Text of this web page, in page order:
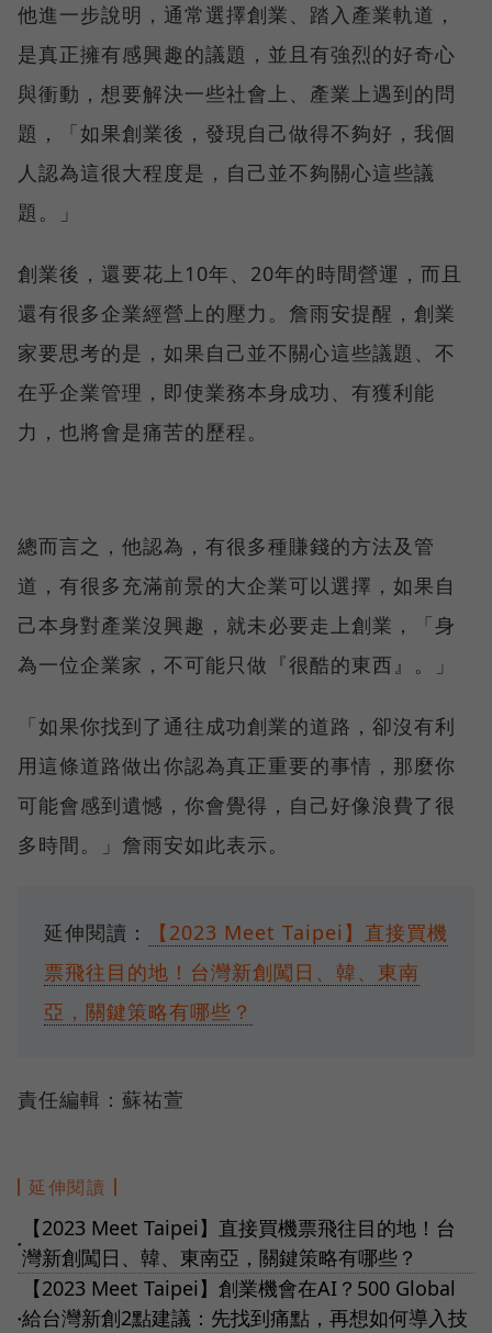
他進一步說明，通常選擇創業、踏入產業軌道，
是真正擁有感興趣的議題，並且有強烈的好奇心
與衝動，想要解決一些社會上、產業上遇到的問
題，「如果創業後，發現自己做得不夠好，我個
人認為這很大程度是，自己並不夠關心這些議
題。」
創業後，還要花上10年、20年的時間營運，而且
還有很多企業經營上的壓力。詹雨安提醒，創業
家要思考的是，如果自己並不關心這些議題、不
在乎企業管理，即使業務本身成功、有獲利能
力，也將會是痛苦的歷程。
總而言之，他認為，有很多種賺錢的方法及管
道，有很多充滿前景的大企業可以選擇，如果自
己本身對產業沒興趣，就未必要走上創業，「身
為一位企業家，不可能只做『很酷的東西』。」
「如果你找到了通往成功創業的道路，卻沒有利
用這條道路做出你認為真正重要的事情，那麼你
可能會感到遺憾，你會覺得，自己好像浪費了很
多時間。」詹雨安如此表示。
延伸閱讀：
【2023 Meet Taipei】直接買機
票飛往目的地！台灣新創闖日、韓、東南
亞，關鍵策略有哪些？
責任編輯：蘇祐萱
延伸閱讀
●
【2023 Meet Taipei】直接買機票飛往目的地！台
灣新創闖日、韓、東南亞，關鍵策略有哪些？
●
【2023 Meet Taipei】創業機會在AI？500 Global
給台灣新創2點建議：先找到痛點，再想如何導入技